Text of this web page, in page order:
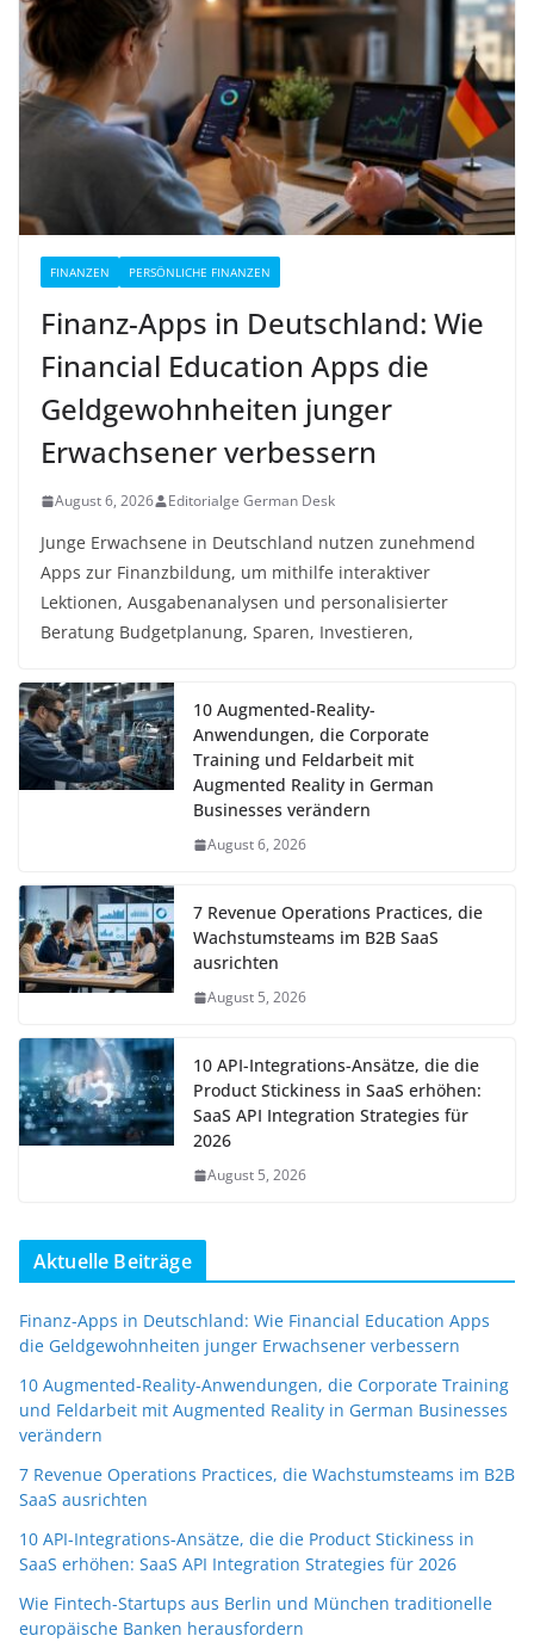
FINANZEN PERSÖNLICHE FINANZEN
Finanz-Apps in Deutschland: Wie
Financial Education Apps die
Geldgewohnheiten junger
Erwachsener verbessern
August 6, 2026 Editorialge German Desk
Junge Erwachsene in Deutschland nutzen zunehmend
Apps zur Finanzbildung, um mithilfe interaktiver
Lektionen, Ausgabenanalysen und personalisierter
Beratung Budgetplanung, Sparen, Investieren,
10 Augmented-Reality-
Anwendungen, die Corporate
Training und Feldarbeit mit
Augmented Reality in German
Businesses verändern
August 6, 2026
7 Revenue Operations Practices, die
Wachstumsteams im B2B SaaS
ausrichten
August 5, 2026
10 API-Integrations-Ansätze, die die
Product Stickiness in SaaS erhöhen:
SaaS API Integration Strategies für
2026
August 5, 2026
Aktuelle Beiträge
Finanz-Apps in Deutschland: Wie Financial Education Apps
die Geldgewohnheiten junger Erwachsener verbessern
10 Augmented-Reality-Anwendungen, die Corporate Training
und Feldarbeit mit Augmented Reality in German Businesses
verändern
7 Revenue Operations Practices, die Wachstumsteams im B2B
SaaS ausrichten
10 API-Integrations-Ansätze, die die Product Stickiness in
SaaS erhöhen: SaaS API Integration Strategies für 2026
Wie Fintech-Startups aus Berlin und München traditionelle
europäische Banken herausfordern